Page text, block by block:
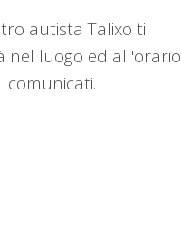
autista Talixo ti
nel luogo ed all'orario
comunicati.